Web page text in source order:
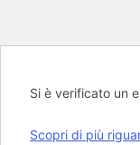
Si è verificato un
Scopri di più